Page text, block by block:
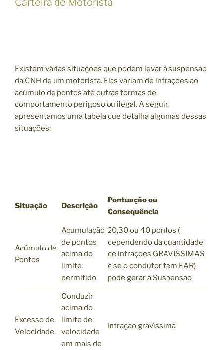
Carteira de Motorista
Existem várias situações que podem levar à suspensão
da CNH de um motorista. Elas variam de infrações ao
acúmulo de pontos até outras formas de
comportamento perigoso ou ilegal. A seguir,
apresentamos uma tabela que detalha algumas dessas
situações:
Situação Descrição
Pontuação ou
Consequência
Acúmulo de
Pontos
Acumulação
de pontos
acima do
limite
permitido.
20,30 ou 40 pontos (
dependendo da quantidade
de infrações GRAVÍSSIMAS
e se o condutor tem EAR)
pode gerar a Suspensão
Excesso de
Velocidade
Conduzir
acima do
limite de
velocidade
em mais de
Infração gravíssima